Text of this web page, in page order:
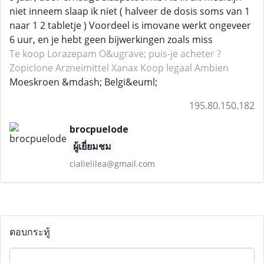
niet inneem slaap ik niet ( halveer de dosis soms van 1
naar 1 2 tabletje ) Voordeel is imovane werkt ongeveer
6 uur, en je hebt geen bijwerkingen zoals miss
Te koop Lorazepam O&ugrave; puis-je acheter ?
Zopiclone Arzneimittel Xanax Koop legaal Ambien
Moeskroen &mdash; Belgi&euml;
195.80.150.182
brocpuelode
ผู้เยี่ยมชม
cialielilea@gmail.com
ตอบกระทู้